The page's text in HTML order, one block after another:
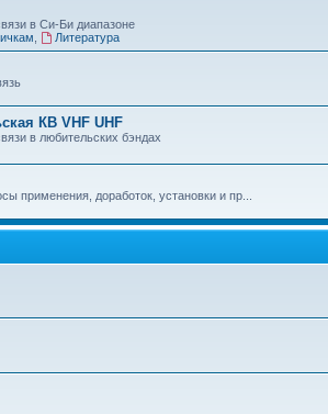
в Си-Би диапазоне
Литература
КВ VHF UHF
в любительских бэндах
применения, доработок, установки и пр...